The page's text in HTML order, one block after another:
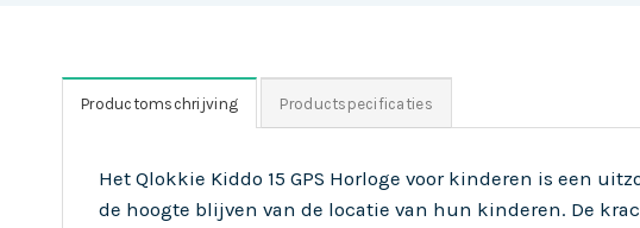
Productomschrijving Productspecificaties
Het Qlokkie Kiddo 15 GPS Horloge voor kinderen is een
de hoogte blijven van de locatie van hun kinderen. De